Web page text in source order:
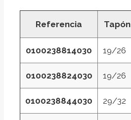
Referencia Tapón
0100238814030 19/26
0100238824030 19/26
0100238844030 29/32